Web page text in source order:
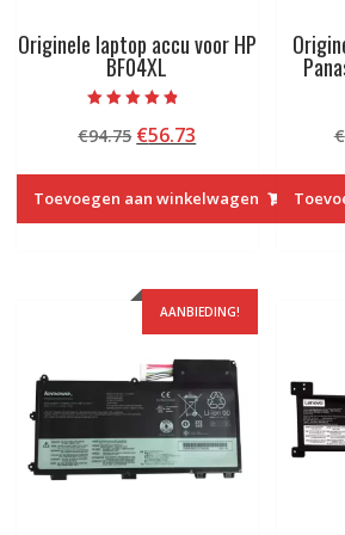
Originele laptop accu voor HP
BF04XL
met
4.50
€94.75 Oorspronkelijke
was:
€94.75.
€56.73
is:
€56.73.
Toevoegen aan winkelwagen
€
AANBIEDING!